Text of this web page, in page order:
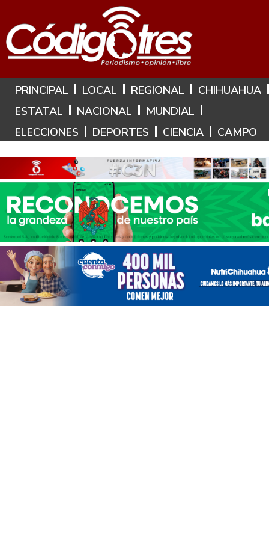
Hoy es: 9 de Agosto de 2026
PRINCIPAL LOCAL REGIONAL
CHIHUAHUA
ESTATAL
NACIONAL
MUNDIAL
ELECCIONES
DEPORTES CIENCIA CAMPO